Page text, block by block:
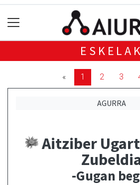
ESKELAK
« 1 2 3
AGURRA
Aitziber
-Gugan